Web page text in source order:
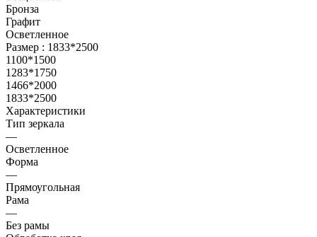
Бронза
Графит
Осветленное
Размер : 1833*2500
1100*1500
1283*1750
1466*2000
1833*2500
Характеристики
Тип зеркала
—
Осветленное
Форма
—
Прямоугольная
Рама
—
Без рамы